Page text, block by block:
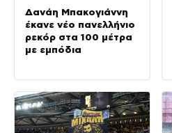
Δανάη Μπακογιάννη
έκανε νέο πανελλήνιο
ρεκόρ στα 100 μέτρα
με εμπόδια